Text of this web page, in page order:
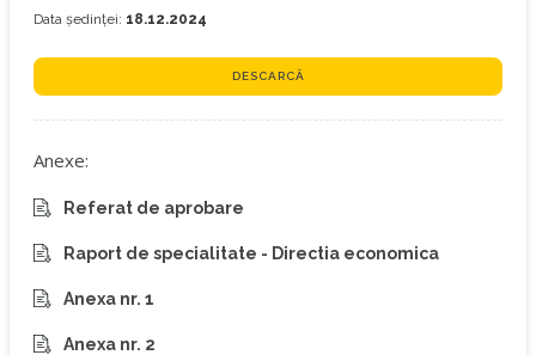
Data ședinței: 18.12.2024
DESCARCĂ
Anexe:
Referat de aprobare
Raport de specialitate - Directia economica
Anexa nr. 1
Anexa nr. 2